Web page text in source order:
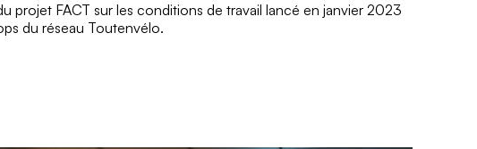
projet FACT sur les conditions de travail lancé en janvier 2023
du réseau Toutenvélo.